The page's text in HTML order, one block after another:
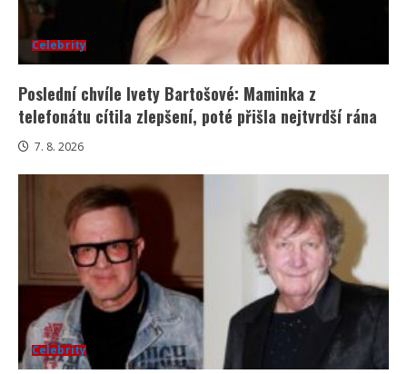
Celebrity
Poslední chvíle Ivety Bartošové: Maminka z
telefonátu cítila zlepšení, poté přišla nejtvrdší rána
7. 8. 2026
Celebrity